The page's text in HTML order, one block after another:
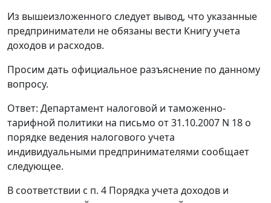
Из вышеизложенного следует вывод, что указанные
предприниматели не обязаны вести Книгу учета
доходов и расходов.
Просим дать официальное разъяснение по данному
вопросу.
Ответ: Департамент налоговой и таможенно-
тарифной политики на письмо от 31.10.2007 N 18 о
порядке ведения налогового учета
индивидуальными предпринимателями сообщает
следующее.
В соответствии с п. 4 Порядка учета доходов и